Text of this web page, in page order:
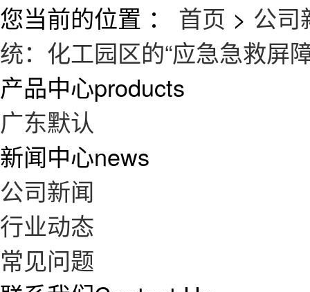
您当前的位置 ： 首页 > 公司
统：化工园区的“应急急救屏
产品中心products
广东默认
新闻中心news
公司新闻
行业动态
常见问题